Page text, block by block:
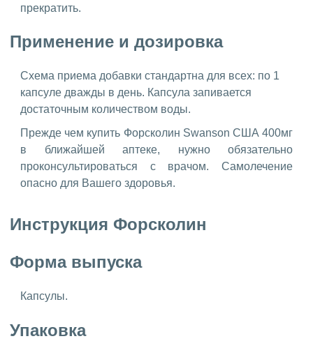
прекратить.
Применение и дозировка
Схема приема добавки стандартна для всех: по 1
капсуле дважды в день. Капсула запивается
достаточным количеством воды.
Прежде чем купить Форсколин Swanson США 400мг
в ближайшей аптеке, нужно обязательно
проконсультироваться с врачом. Самолечение
опасно для Вашего здоровья.
Инструкция Форсколин
Форма выпуска
Капсулы.
Упаковка